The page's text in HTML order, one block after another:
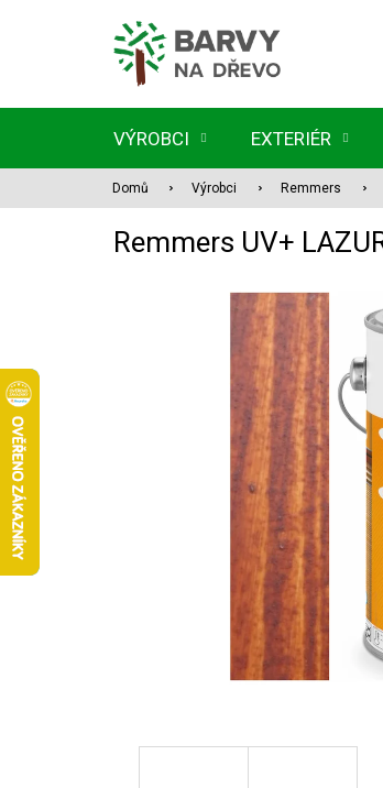
VÝROBCI EXTERIÉR
Domů Výrobci Remmers
Remmers UV+